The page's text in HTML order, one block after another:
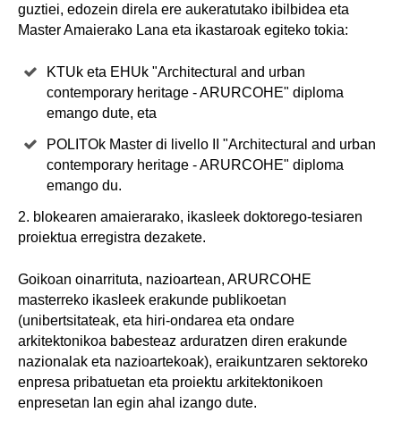
guztiei, edozein direla ere aukeratutako ibilbidea eta
Master Amaierako Lana eta ikastaroak egiteko tokia:
KTUk eta EHUk "Architectural and urban
contemporary heritage - ARURCOHE" diploma
emango dute, eta
POLITOk Master di livello II "Architectural and urban
contemporary heritage - ARURCOHE" diploma
emango du.
2. blokearen amaierarako, ikasleek doktorego-tesiaren
proiektua erregistra dezakete.
Goikoan oinarrituta, nazioartean, ARURCOHE
masterreko ikasleek erakunde publikoetan
(unibertsitateak, eta hiri-ondarea eta ondare
arkitektonikoa babesteaz arduratzen diren erakunde
nazionalak eta nazioartekoak), eraikuntzaren sektoreko
enpresa pribatuetan eta proiektu arkitektonikoen
enpresetan lan egin ahal izango dute.